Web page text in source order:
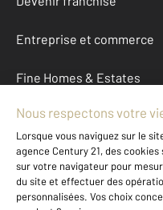
Entreprise et commerce
Fine Homes & Estates
À propos
International
Nous contacter